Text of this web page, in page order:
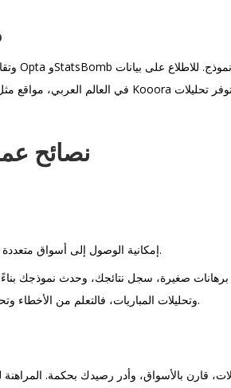
نصائح
إمكانية الوصول إلى أسواق متعددة مثل أهداف المباراة، عدد الأهداف، وأحداث اللاعبين.
برهانات صغيرة، سجل نتائجك، وحدث نموذجك
وتحليلات المباريات، فالتعلم من الأخطاء وتحسين النموذج هو ما يحول القواعد النظرية إلى ربح مستدام.
قارن بالأسواق، وأدر رصيدك بحكمة.